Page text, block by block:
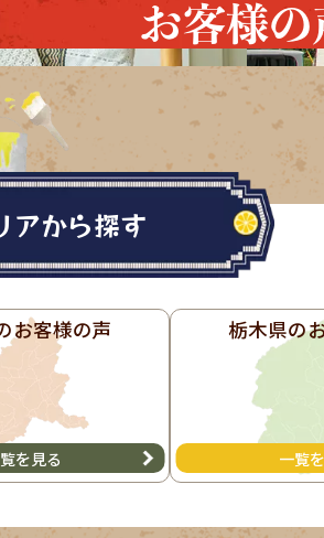
お客様の
アから探す
お客様の声
を見る
栃木県の
一覧